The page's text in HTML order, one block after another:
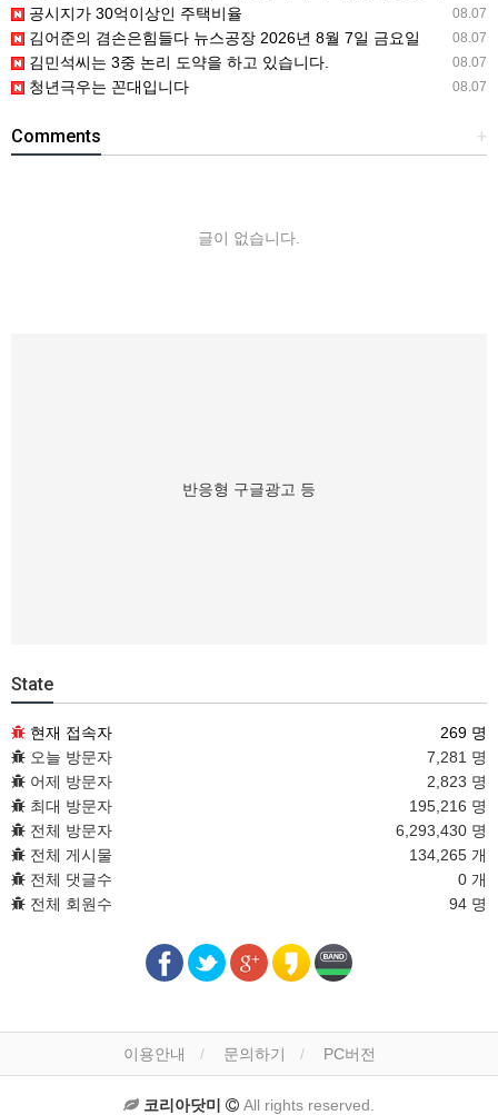
08.07
공시지가 30억이상인 주택비율
08.07
김어준의 겸손은힘들다 뉴스공장 2026년 8월 7일 금요일
08.07
김민석씨는 3중 논리 도약을 하고 있습니다.
08.07
청년극우는 꼰대입니다
+
Comments
글이 없습니다.
반응형 구글광고 등
State
현재 접속자
269 명
오늘 방문자
7,281 명
어제 방문자
2,823 명
최대 방문자
195,216 명
전체 방문자
6,293,430 명
전체 게시물
134,265 개
전체 댓글수
0 개
전체 회원수
94 명
이용안내 문의하기 PC버전
코리아닷미 All rights reserved.